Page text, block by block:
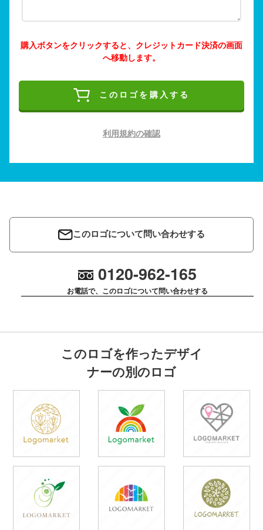
購入ボタンをクリックすると、クレジットカード決済の画面
へ移動します。
このロゴを購入する
利用規約の確認
このロゴについて問い合わせする
0120-962-165
お電話で、このロゴについて問い合わせする
このロゴを作ったデザイ
ナーの別のロゴ